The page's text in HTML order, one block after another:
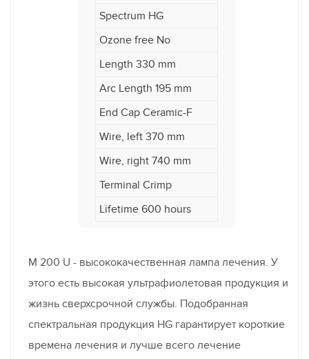
Spectrum HG
Ozone free No
Length 330 mm
Arc Length 195 mm
End Cap Ceramic-F
Wire, left 370 mm
Wire, right 740 mm
Terminal Crimp
Lifetime 600 hours
M 200 U - высококачественная лампа лечения. У
этого есть высокая ультрафиолетовая продукция и
жизнь сверхсрочной службы. Подобранная
спектральная продукция HG гарантирует короткие
времена лечения и лучше всего лечение